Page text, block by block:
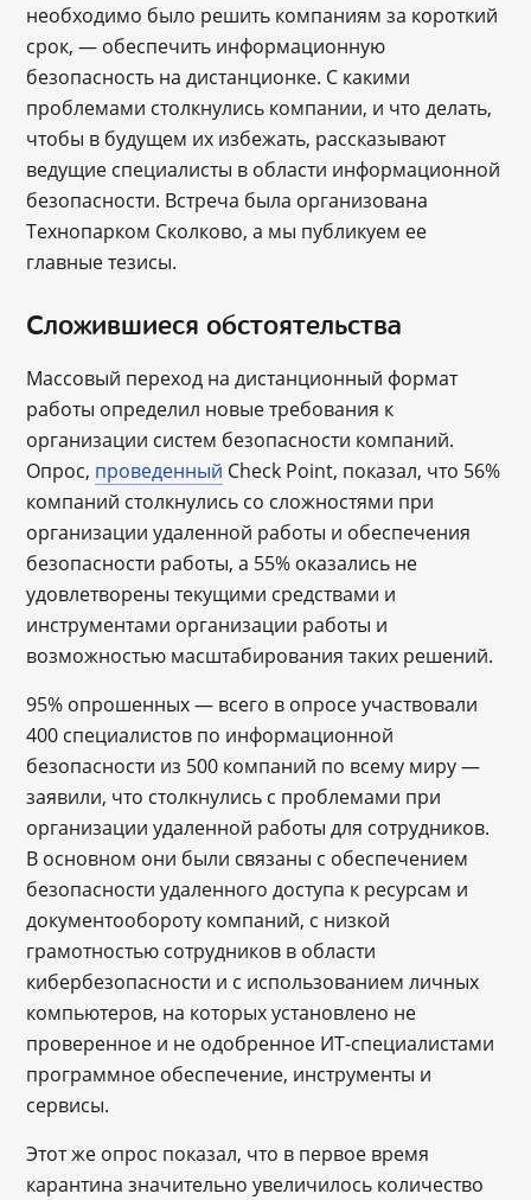
необходимо было решить компаниям за короткий
срок, ― обеспечить информационную
безопасность на дистанционке. С какими
проблемами столкнулись компании, и что делать,
чтобы в будущем их избежать, рассказывают
ведущие специалисты в области информационной
безопасности. Встреча была организована
Технопарком Сколково, а мы публикуем ее
главные тезисы.
Сложившиеся обстоятельства
Массовый переход на дистанционный формат
работы определил новые требования к
организации систем безопасности компаний.
Опрос, проведенный Check Point, показал, что 56%
компаний столкнулись со сложностями при
организации удаленной работы и обеспечения
безопасности работы, а 55% оказались не
удовлетворены текущими средствами и
инструментами организации работы и
возможностью масштабирования таких решений.
95% опрошенных — всего в опросе участвовали
400 специалистов по информационной
безопасности из 500 компаний по всему миру —
заявили, что столкнулись с проблемами при
организации удаленной работы для сотрудников.
В основном они были связаны с обеспечением
безопасности удаленного доступа к ресурсам и
документообороту компаний, с низкой
грамотностью сотрудников в области
кибербезопасности и с использованием личных
компьютеров, на которых установлено не
проверенное и не одобренное ИТ-специалистами
программное обеспечение, инструменты и
сервисы.
Этот же опрос показал, что в первое время
карантина значительно увеличилось количество